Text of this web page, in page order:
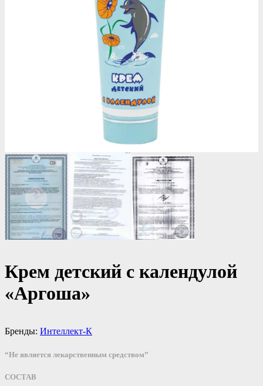
Крем детский с календулой
«Аргоша»
Бренды: Интеллект-К
“Не является лекарственным средством”
СОСТАВ